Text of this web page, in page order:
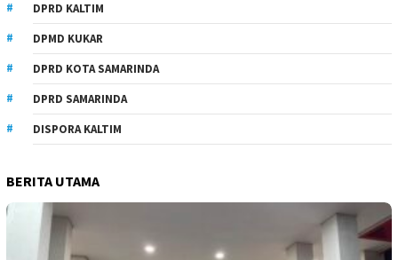
DPRD KALTIM
DPMD KUKAR
DPRD KOTA SAMARINDA
DPRD SAMARINDA
DISPORA KALTIM
BERITA UTAMA